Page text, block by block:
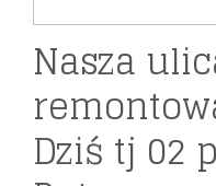
Nasza
Dziś tj 02